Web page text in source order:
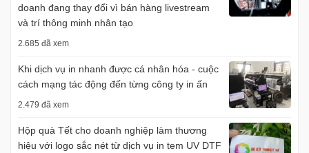
doanh đang thay đổi vì bán hàng livestream
và trí thông minh nhân tạo
2.685 đã xem
Khi dịch vụ in nhanh được cá nhân hóa - cuộc
cách mạng tác động đến từng công ty in ấn
2.479 đã xem
Hộp quà Tết cho doanh nghiệp làm thương
hiệu với logo sắc nét từ dịch vụ in tem UV DTF